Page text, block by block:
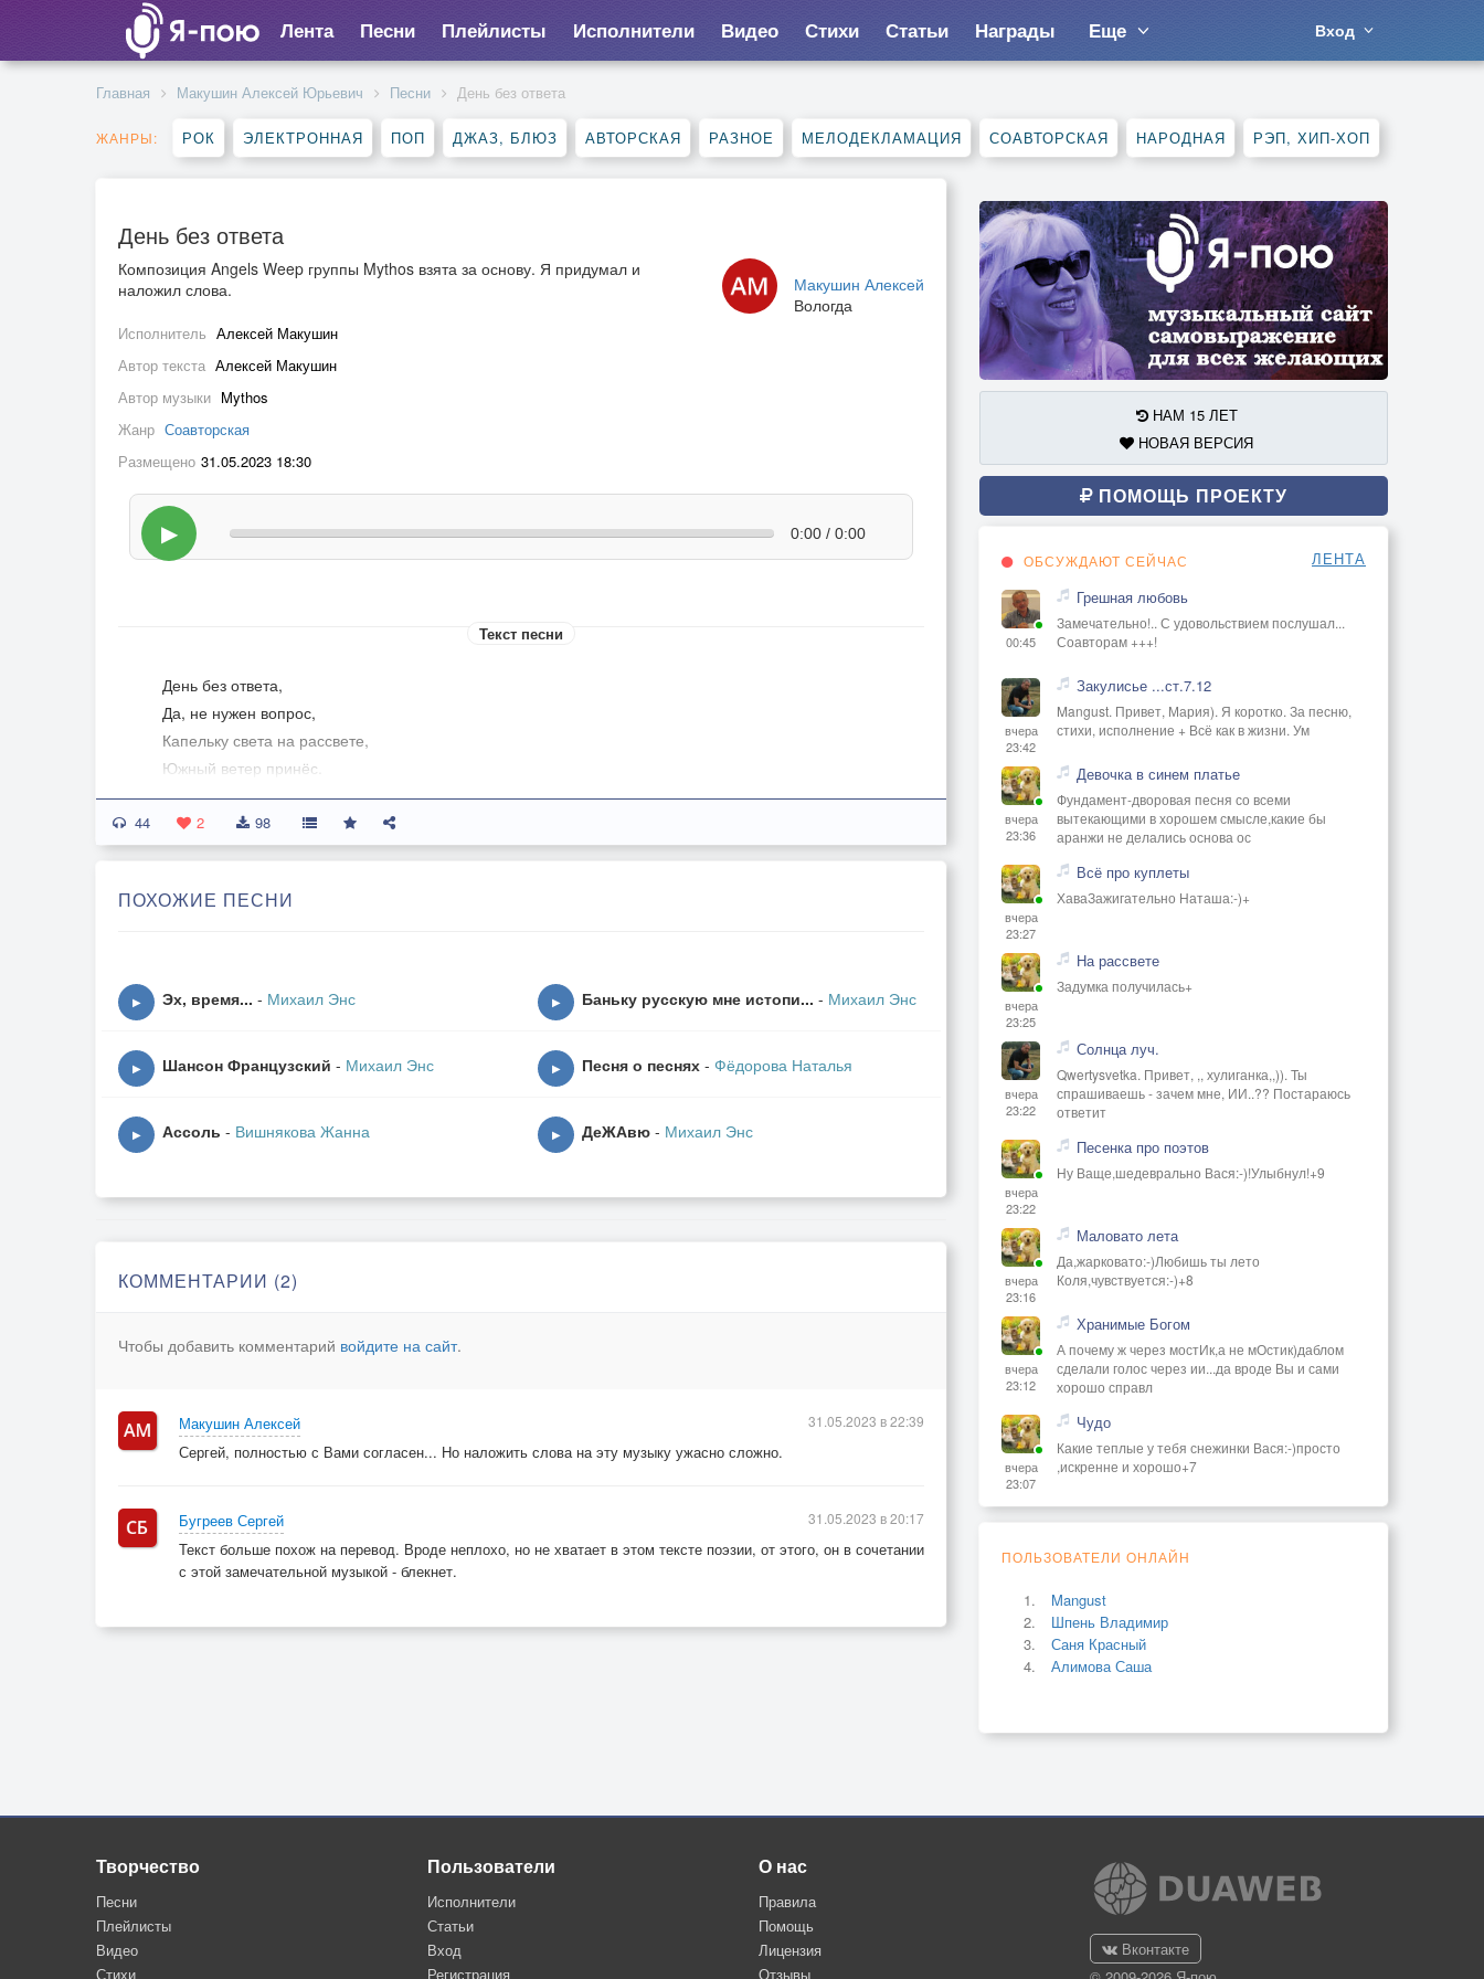
Лента Песни Плейлисты Исполнители Видео Стихи Статьи Награды Еще Вход
Главная Макушин Алексей Юрьевич Песни День без ответа
ЖАНРЫ: РОК ЭЛЕКТРОННАЯ ПОП ДЖАЗ, БЛЮЗ АВТОРСКАЯ РАЗНОЕ МЕЛОДЕКЛАМАЦИЯ СОАВТОРСКАЯ НАРОДНАЯ РЭП, ХИП-ХОП
День без ответа
Макушин Алексей
Вологда
Композиция Angels Weep группы Mythos взята за основу. Я придумал и
наложил слова.
Исполнитель Алексей Макушин
Автор текста Алексей Макушин
Автор музыки Mythos
Жанр Соавторская
Размещено 31.05.2023 18:30
▶ 0:00 / 0:00
Текст песни
День без ответа,
Да, не нужен вопрос,
Капельку света на рассвете,
Южный ветер принёс.
Вновь вечер тает,
Я плыву рядом с ним,
Я не буду другим.
Да, жизнь прожита.
С грустью за плечи,
Волны излечат, искалечат,
Твои на воду глаза
Припев:
Нас унес океан.
Вечер пробудет, помнить будет
Тот южный ветер,
Нас назад возвратит
Разобьёт о гранит.
44 2 98
ПОХОЖИЕ ПЕСНИ
▶ Эх, время... - Михаил Энс ▶ Баньку русскую мне истопи... - Михаил Энс
▶ Шансон Французский - Михаил Энс ▶ Песня о песнях - Фёдорова Наталья
▶ Ассоль - Вишнякова Жанна ▶ ДеЖАвю - Михаил Энс
КОММЕНТАРИИ (2)
Чтобы добавить комментарий войдите на сайт.
Макушин Алексей
Сергей, полностью с Вами согласен... Но наложить слова на эту музыку ужасно сложно.
31.05.2023 в 22:39
Бугреев Сергей
Текст больше похож на перевод. Вроде неплохо, но не хватает в этом тексте поэзии, от этого, он в сочетании
с этой замечательной музыкой - блекнет.
31.05.2023 в 20:17
НАМ 15 ЛЕТ
НОВАЯ ВЕРСИЯ
ПОМОЩЬ ПРОЕКТУ
ОБСУЖДАЮТ СЕЙЧАС ЛЕНТА
00:45
Грешная любовь
Замечательно!.. С удовольствием послушал...
Соавторам +++!
вчера
23:42
Закулисье ...ст.7.12
Mangust. Привет, Мария). Я коротко. За песню,
стихи, исполнение + Всё как в жизни. Ум
вчера
23:36
Девочка в синем платье
Фундамент-дворовая песня со всеми
вытекающими в хорошем смысле,какие бы
аранжи не делались основа ос
вчера
23:27
Всё про куплеты
ХаваЗажигательно Наташа:-)+
вчера
23:25
На рассвете
Задумка получилась+
вчера
23:22
Солнца луч.
Qwertysvetka. Привет, ,, хулиганка,,)). Ты
спрашиваешь - зачем мне, ИИ..?? Постараюсь
ответит
вчера
23:22
Песенка про поэтов
Ну Ваще,шедеврально Вася:-)!Улыбнул!+9
вчера
23:16
Маловато лета
Да,жарковато:-)Любишь ты лето
Коля,чувствуется:-)+8
вчера
23:12
Хранимые Богом
А почему ж через мостИк,а не мОстик)даблом
сделали голос через ии...да вроде Вы и сами
хорошо справл
вчера
23:07
Чудо
Какие теплые у тебя снежинки Вася:-)просто
,искренне и хорошо+7
ПОЛЬЗОВАТЕЛИ ОНЛАЙН
Mangust
Шпень Владимир
Саня Красный
Алимова Саша
Творчество
Песни
Плейлисты
Видео
Стихи
Пользователи
Исполнители
Статьи
Вход
Регистрация
О нас
Правила
Помощь
Лицензия
Отзывы
Вконтакте